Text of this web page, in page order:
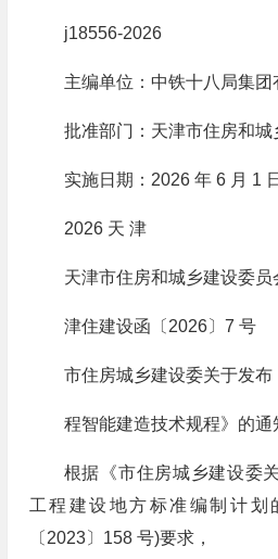
j18556-2026
主编单位：中铁十八局集团
批准部门：天津市住房和城
实施日期：2026 年 6 月 1 日
2026 天 津
天津市住房和城乡建设委员
津住建设函〔2026〕7 号
市住房城乡建设委关于发布
程智能建造技术规程》的通
根据《市住房城乡建设委
工程建设地方标准编制计划
〔2023〕158 号)要求，